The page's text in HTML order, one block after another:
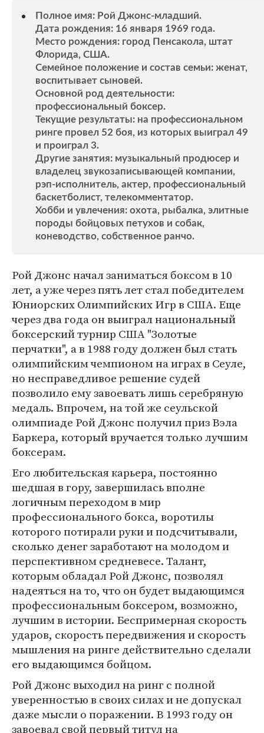
Полное имя: Рой Джонс-младший.
Дата рождения: 16 января 1969 года.
Место рождения: город Пенсакола, штат
Флорида, США.
Семейное положение и состав семьи: женат,
воспитывает сыновей.
Основной род деятельности:
профессиональный боксер.
Текущие результаты: на профессиональном
ринге провел 52 боя, из которых выиграл 49
и проиграл 3.
Другие занятия: музыкальный продюсер и
владелец звукозаписывающей компании,
рэп-исполнитель, актер, профессиональный
баскетболист, телекомментатор.
Хобби и увлечения: охота, рыбалка, элитные
породы бойцовых петухов и собак,
коневодство, собственное ранчо.
Рой Джонс начал заниматься боксом в 10
лет, а уже через пять лет стал победителем
Юниорских Олимпийских Игр в США. Еще
через два года он выиграл национальный
боксерский турнир США "Золотые
перчатки", а в 1988 году должен был стать
олимпийским чемпионом на играх в Сеуле,
но несправедливое решение судей
позволило ему завоевать лишь серебряную
медаль. Впрочем, на той же сеульской
олимпиаде Рой Джонс получил приз Вэла
Баркера, который вручается только лучшим
боксерам.
Его любительская карьера, постоянно
шедшая в гору, завершилась вполне
логичным переходом в мир
профессионального бокса, воротилы
которого потирали руки и подсчитывали,
сколько денег заработают на молодом и
перспективном средневесе. Талант,
которым обладал Рой Джонс, позволял
надеяться на то, что он будет выдающимся
профессиональным боксером, возможно,
лучшим в истории. Беспримерная скорость
ударов, скорость передвижения и скорость
мышления на ринге действительно сделали
его выдающимся бойцом.
Рой Джонс выходил на ринг с полной
уверенностью в своих силах и не допускал
даже мысли о поражении. В 1993 году он
завоевал свой первый титул на